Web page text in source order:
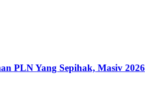
PLN Yang Sepihak, Masiv 2026